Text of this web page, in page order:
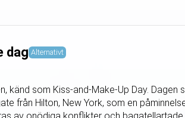
dag Alternativt
känd som Kiss-and-Make-Up Day. Dagen
från Hilton, New York, som en